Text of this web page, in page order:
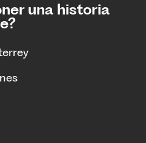
una historia